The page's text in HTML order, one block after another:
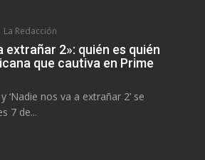
La Redacción
extrañar 2»: quién es quién
que cautiva en Prime
‘Nadie nos va a extrañar 2’ se
7 de...